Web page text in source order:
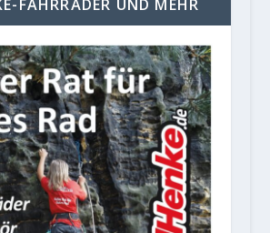
FAHRRÄDER UND MEHR